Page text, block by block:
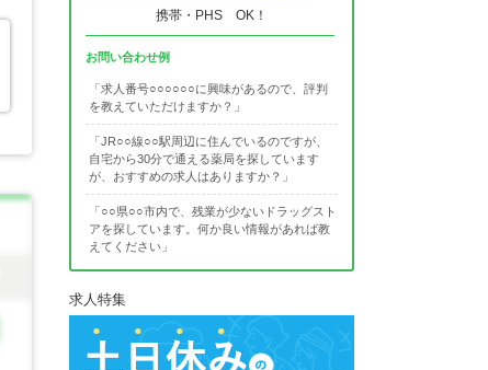
携帯・PHS OK！
お問い合わせ例
「求人番号○○○○○○に興味があるので、評判
を教えていただけますか？」
「JR○○線○○駅周辺に住んでいるのですが、
自宅から30分で通える薬局を探しています
が、おすすめの求人はありますか？」
「○○県○○市内で、残業が少ないドラッグスト
アを探しています。何か良い情報があれば教
えてください」
求人特集